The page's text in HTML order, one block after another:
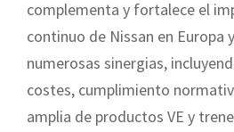
complementa y fortalece el
continuo de Nissan en Europa
numerosas sinergias,
costes, cumplimiento
amplia de productos VE y